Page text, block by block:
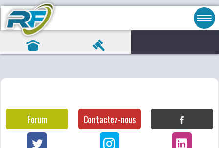
Forum Contactez-nous